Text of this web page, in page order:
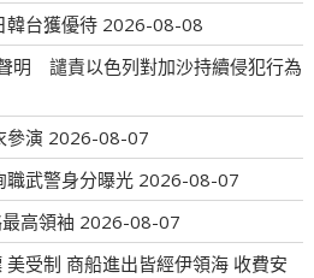
韓台獲優待 2026-08-08
明 譴責以色列對加沙持續侵犯行為
參演 2026-08-07
職武警身分曝光 2026-08-07
高領袖 2026-08-07
受制 商船進出皆經伊領海 收費安